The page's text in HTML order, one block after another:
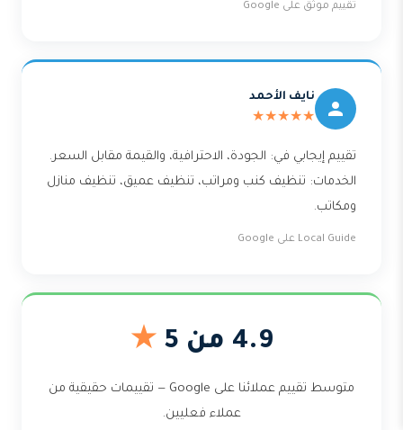
تقييم موثّق على Google
نايف الأحمد
★★★★★
تقييم إيجابي في: الجودة، الاحترافية، والقيمة مقابل السعر.
الخدمات: تنظيف كنب ومراتب، تنظيف عميق، تنظيف منازل
ومكاتب.
Local Guide على Google
4.9 من 5 ★
متوسط تقييم عملائنا على Google — تقييمات حقيقية من
عملاء فعليين.